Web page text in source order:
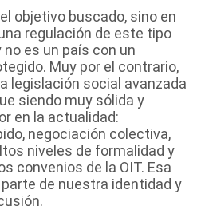
objetivo buscado, sino en
regulación de este tipo
no es un país con un
Muy por el contrario,
legislación social avanzada
siendo muy sólida y
en la actualidad:
negociación colectiva,
niveles de formalidad y
convenios de la OIT. Esa
de nuestra identidad y